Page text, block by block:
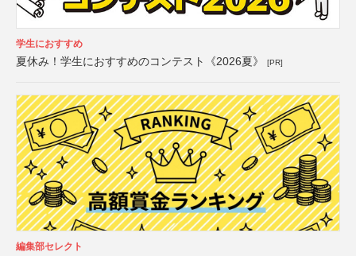
学生におすすめ
夏休み！学生におすすめのコンテスト《2026夏》 [PR]
編集部セレクト